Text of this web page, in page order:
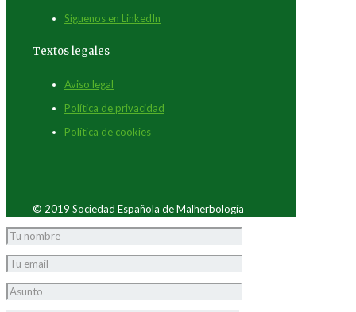
Síguenos en LinkedIn
Textos legales
Aviso legal
Política de privacidad
Política de cookies
© 2019 Sociedad Española de Malherbología